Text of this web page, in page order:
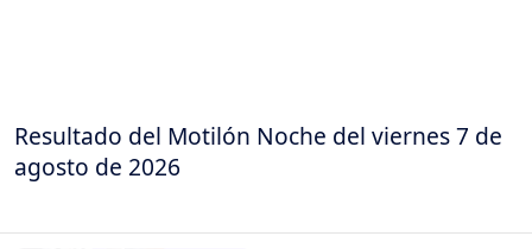
Resultado del Motilón Noche del viernes 7 de
agosto de 2026